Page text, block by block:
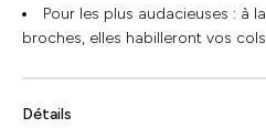
Pour les plus audacieuses : à
broches, elles habilleront vos
Détails